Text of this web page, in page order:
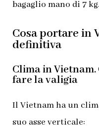
bagaglio mano di 7 kg.
Cosa portare in
definitiva
Clima in
fare la valigia
Il Vietnam ha un
suo asse verticale: